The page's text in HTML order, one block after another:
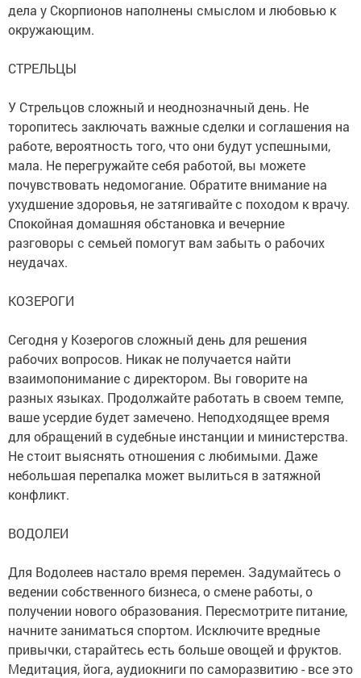
дела у Скорпионов наполнены смыслом и любовью к
окружающим.
СТРЕЛЬЦЫ
У Стрельцов сложный и неоднозначный день. Не
торопитесь заключать важные сделки и соглашения на
работе, вероятность того, что они будут успешными,
мала. Не перегружайте себя работой, вы можете
почувствовать недомогание. Обратите внимание на
ухудшение здоровья, не затягивайте с походом к врачу.
Спокойная домашняя обстановка и вечерние
разговоры с семьей помогут вам забыть о рабочих
неудачах.
КОЗЕРОГИ
Сегодня у Козерогов сложный день для решения
рабочих вопросов. Никак не получается найти
взаимопонимание с директором. Вы говорите на
разных языках. Продолжайте работать в своем темпе,
ваше усердие будет замечено. Неподходящее время
для обращений в судебные инстанции и министерства.
Не стоит выяснять отношения с любимыми. Даже
небольшая перепалка может вылиться в затяжной
конфликт.
ВОДОЛЕИ
Для Водолеев настало время перемен. Задумайтесь о
ведении собственного бизнеса, о смене работы, о
получении нового образования. Пересмотрите питание,
начните заниматься спортом. Исключите вредные
привычки, старайтесь есть больше овощей и фруктов.
Медитация, йога, аудиокниги по саморазвитию - все это